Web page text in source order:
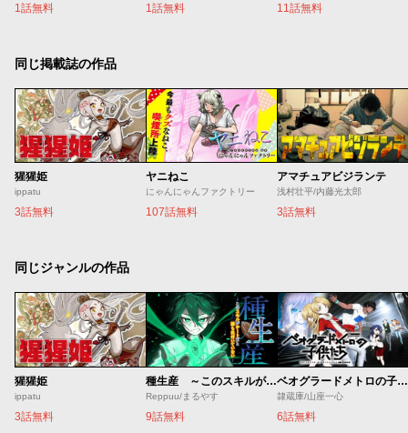
1話無料 1話無料 11話無料
同じ掲載誌の作品
猩猩姫
ippatu
3話無料
ヤニねこ
にゃんにゃんファクトリー
107話無料
アマチュアビジランテ
浅村壮平/内藤光太郎
3話無料
同じジャンルの作品
猩猩姫
ippatu
3話無料
種生産 ～このスキルがチートだとまだ誰も気付いていない～
Reppuu/まるやす
9話無料
ベオグラードメトロの子供たち
隷蔵庫/山座一心
6話無料